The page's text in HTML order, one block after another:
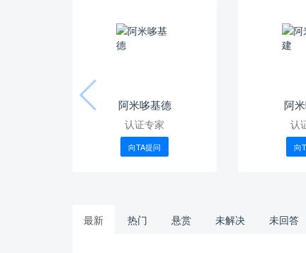
阿米哆基德
认证专家
向TA提问
阿
认
向
最新 热门 悬赏 未解决 未回答